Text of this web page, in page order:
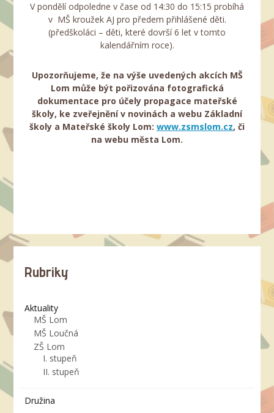
V pondělí odpoledne v čase od 14:30 do 15:15 probíhá
v MŠ kroužek AJ pro předem přihlášené děti.
(předškoláci – děti, které dovrší 6 let v tomto
kalendářním roce).
Upozorňujeme, že na výše uvedených akcích MŠ
Lom může být pořizována fotografická
dokumentace pro účely propagace mateřské
školy, ke zveřejnění v novinách a webu Základní
školy a Mateřské školy Lom: www.zsmslom.cz, či
na webu města Lom.
Rubriky
Aktuality
MŠ Lom
MŠ Loučná
ZŠ Lom
I. stupeň
II. stupeň
Družina